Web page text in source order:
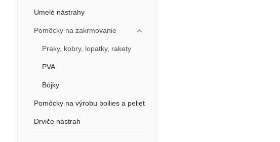
Umelé nástrahy
Pomôcky na zakrmovanie
Praky, kobry, lopatky, rakety
PVA
Bójky
Pomôcky na výrobu boilies a peliet
Drviče nástrah